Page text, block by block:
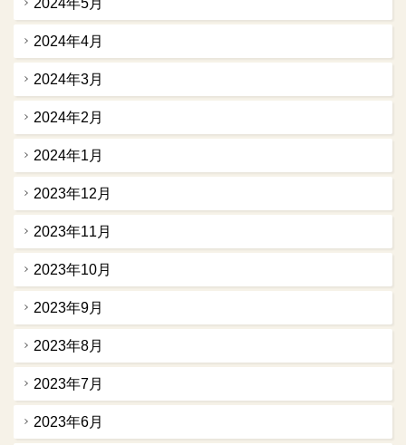
2024年5月
2024年4月
2024年3月
2024年2月
2024年1月
2023年12月
2023年11月
2023年10月
2023年9月
2023年8月
2023年7月
2023年6月